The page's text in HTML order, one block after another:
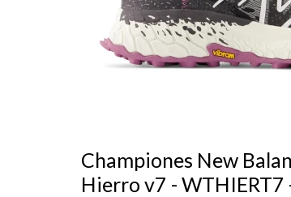
Championes New
Hierro v7 - WTHIERT7